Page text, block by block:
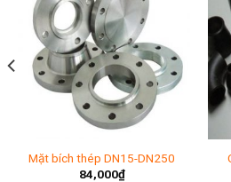
Mặt bích thép DN15-DN250
84,000₫